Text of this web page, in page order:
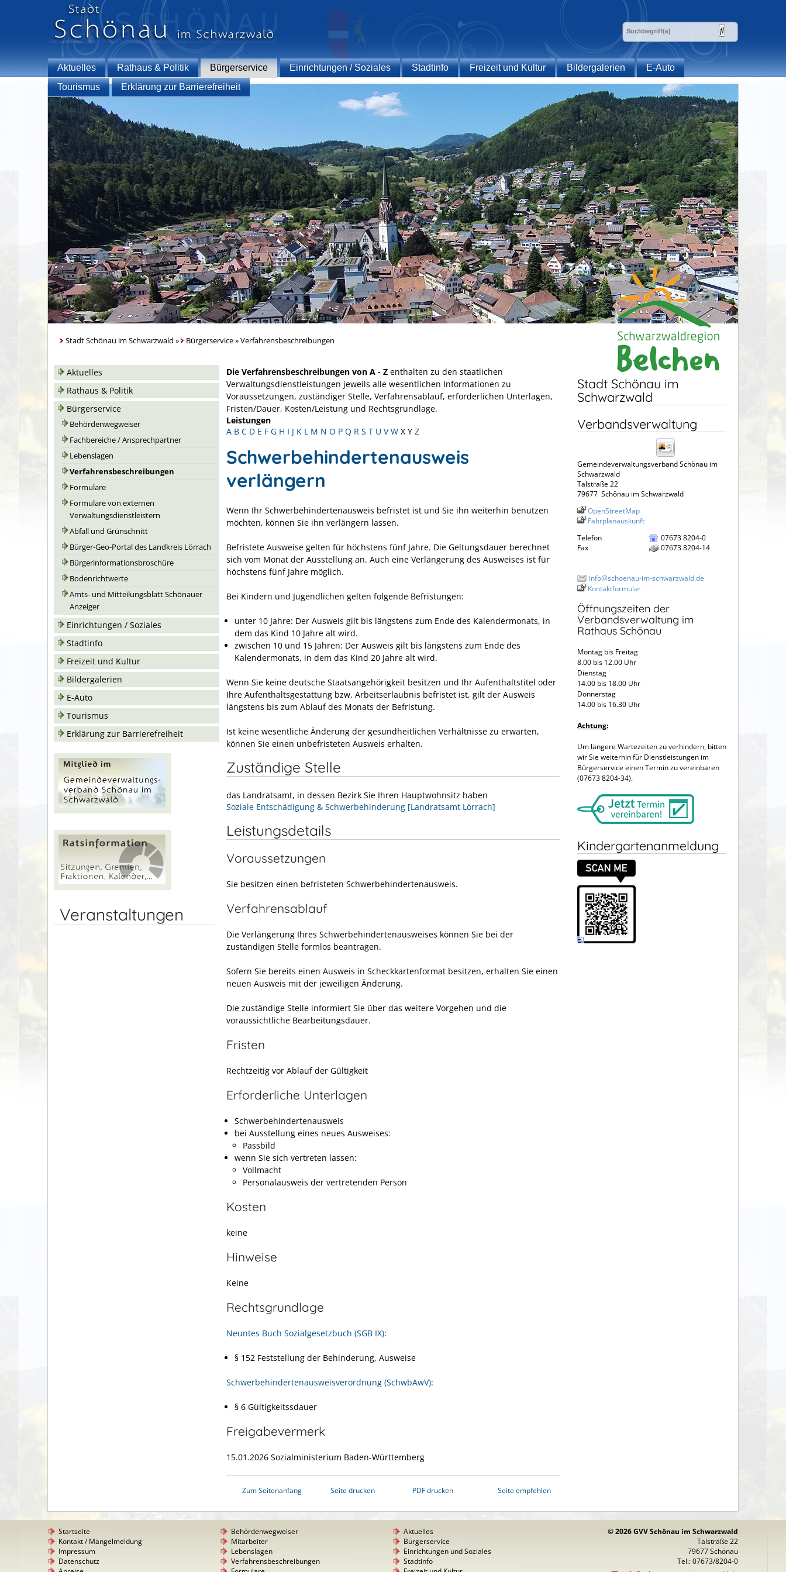
Aktuelles Rathaus & Politik Bürgerservice Einrichtungen / Soziales Stadtinfo Freizeit und Kultur Bildergalerien
E-Auto
Tourismus
Erklärung zur Barrierefreiheit
Stadt Schönau im Schwarzwald » Bürgerservice»Verfahrensbeschreibungen
Aktuelles
Rathaus & Politik
Bürgerservice
Behördenwegweiser
Fachbereiche / Ansprechpartner
Lebenslagen
Verfahrensbeschreibungen
Formulare
Formulare von externen
Verwaltungsdienstleistern
Abfall und Grünschnitt
Bürger-Geo-Portal des Landkreis Lörrach
Bürgerinformationsbroschüre
Bodenrichtwerte
Amts- und Mitteilungsblatt Schönauer
Anzeiger
Einrichtungen / Soziales
Stadtinfo
Freizeit und Kultur
Bildergalerien
E-Auto
Tourismus
Erklärung zur Barrierefreiheit
Veranstaltungen
Die Verfahrensbeschreibungen von A - Z enthalten zu den staatlichen
Verwaltungsdienstleistungen jeweils alle wesentlichen Informationen zu
Voraussetzungen, zuständiger Stelle, Verfahrensablauf, erforderlichen Unterlagen,
Fristen/Dauer, Kosten/Leistung und Rechtsgrundlage.
Leistungen
A B C D E F G H I J K L M N O P Q R S T U V W X Y Z
Schwerbehindertenausweis
verlängern
Wenn Ihr Schwerbehindertenausweis befristet ist und Sie ihn weiterhin benutzen
möchten, können Sie ihn verlängern lassen.
Befristete Ausweise gelten für höchstens fünf Jahre. Die Geltungsdauer berechnet
sich vom Monat der Ausstellung an. Auch eine Verlängerung des Ausweises ist für
höchstens fünf Jahre möglich.
Bei Kindern und Jugendlichen gelten folgende Befristungen:
unter 10 Jahre: Der Ausweis gilt bis längstens zum Ende des Kalendermonats, in
dem das Kind 10 Jahre alt wird.
zwischen 10 und 15 Jahren: Der Ausweis gilt bis längstens zum Ende des
Kalendermonats, in dem das Kind 20 Jahre alt wird.
Wenn Sie keine deutsche Staatsangehörigkeit besitzen und Ihr Aufenthaltstitel oder
Ihre Aufenthaltsgestattung bzw. Arbeitserlaubnis befristet ist, gilt der Ausweis
längstens bis zum Ablauf des Monats der Befristung.
Ist keine wesentliche Änderung der gesundheitlichen Verhältnisse zu erwarten,
können Sie einen unbefristeten Ausweis erhalten.
Zuständige Stelle
das Landratsamt, in dessen Bezirk Sie Ihren Hauptwohnsitz haben
Soziale Entschädigung & Schwerbehinderung [Landratsamt Lörrach]
Leistungsdetails
Voraussetzungen
Sie besitzen einen befristeten Schwerbehindertenausweis.
Verfahrensablauf
Die Verlängerung Ihres Schwerbehindertenausweises können Sie bei der
zuständigen Stelle formlos beantragen.
Sofern Sie bereits einen Ausweis in Scheckkartenformat besitzen, erhalten Sie einen
neuen Ausweis mit der jeweiligen Änderung.
Die zuständige Stelle informiert Sie über das weitere Vorgehen und die
voraussichtliche Bearbeitungsdauer.
Fristen
Rechtzeitig vor Ablauf der Gültigkeit
Erforderliche Unterlagen
Schwerbehindertenausweis
bei Ausstellung eines neues Ausweises:
Passbild
wenn Sie sich vertreten lassen:
Vollmacht
Personalausweis der vertretenden Person
Kosten
keine
Hinweise
Keine
Rechtsgrundlage
Neuntes Buch Sozialgesetzbuch (SGB IX):
§ 152 Feststellung der Behinderung, Ausweise
Schwerbehindertenausweisverordnung (SchwbAwV):
§ 6 Gültigkeitssdauer
Freigabevermerk
15.01.2026 Sozialministerium Baden-Württemberg
Zum Seitenanfang Seite drucken PDF drucken Seite empfehlen
Stadt Schönau im
Schwarzwald
Verbandsverwaltung
Gemeindeverwaltungsverband Schönau im
Schwarzwald
Talstraße 22
79677 Schönau im Schwarzwald
OpenStreetMap
Fahrplanauskunft
Telefon
07673 8204-0
Fax
07673 8204-14
info@schoenau-im-schwarzwald.de
Kontaktformular
Öffnungszeiten der
Verbandsverwaltung im
Rathaus Schönau
Montag bis Freitag
8.00 bis 12.00 Uhr
Dienstag
14.00 bis 18.00 Uhr
Donnerstag
14.00 bis 16.30 Uhr
Achtung:
Um längere Wartezeiten zu verhindern, bitten
wir Sie weiterhin für Dienstleistungen im
Bürgerservice einen Termin zu vereinbaren
(07673 8204-34).
Kindergartenanmeldung
Startseite
Kontakt / Mängelmeldung
Impressum
Datenschutz
Behördenwegweiser
Mitarbeiter
Lebenslagen
Verfahrensbeschreibungen
Aktuelles
Bürgerservice
Einrichtungen und Soziales
Stadtinfo
© 2026 GVV Schönau im Schwarzwald
Talstraße 22
79677 Schönau
Tel.: 07673/8204-0